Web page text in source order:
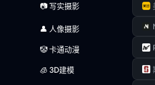
📷 写实摄影
👤 人像摄影
🤡 卡通动漫
🧊 3D建模